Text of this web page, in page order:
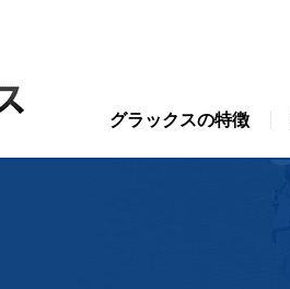
グラックスの特徴